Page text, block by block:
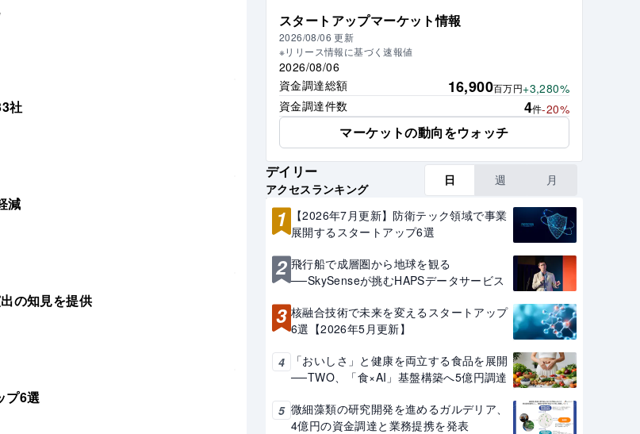
社
減
の知見を提供
プ6選
スタートアップマーケット情報
2026/08/06 更新
※リリース情報に基づく速報値
2026/08/06
資金調達総額
16,900百万円+3,280%
資金調達件数
4件-20%
マーケットの動向をウォッチ
デイリー
アクセスランキング
日 週 月
1
【2026年7月更新】防衛テック領域で事業
展開するスタートアップ6選
2 飛行船で成層圏から地球を観る
──SkySenseが挑むHAPSデータサービス
3 核融合技術で未来を変えるスタートアップ
6選【2026年5月更新】
4
「おいしさ」と健康を両立する食品を展開
──TWO、「食×AI」基盤構築へ5億円調達
5 微細藻類の研究開発を進めるガルデリア、
4億円の資金調達と業務提携を発表